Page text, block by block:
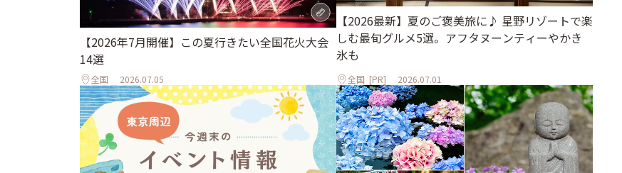
【2026年7月開催】この夏行きたい全国花火大会
14選
全国 2026.07.05
【2026最新】夏のご褒美旅に♪ 星野リゾートで楽
しむ最旬グルメ5選。アフタヌーンティーやかき
氷も
全国 [PR] 2026.07.01